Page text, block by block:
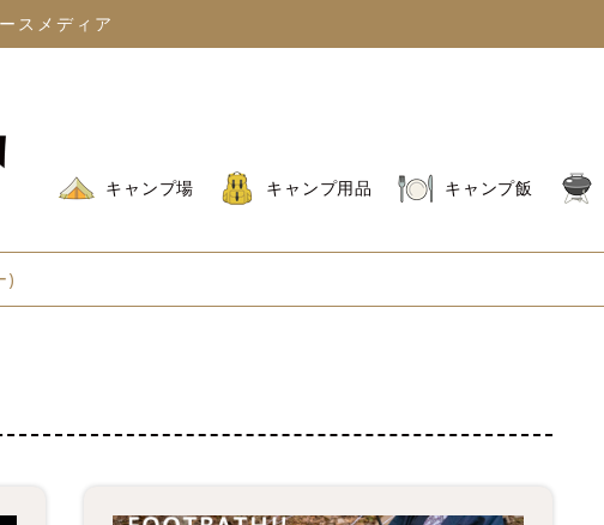
スメディア
キャンプ場 キャンプ用品 キャンプ飯
)